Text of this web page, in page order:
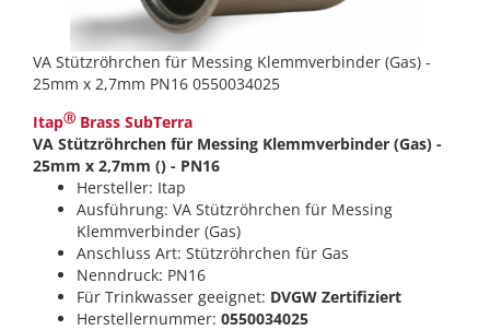
VA Stützröhrchen für Messing Klemmverbinder (Gas) -
25mm x 2,7mm PN16 0550034025
ItapⓇ Brass SubTerra
VA Stützröhrchen für Messing Klemmverbinder (Gas) -
25mm x 2,7mm () - PN16
Hersteller: Itap
Ausführung: VA Stützröhrchen für Messing
Klemmverbinder (Gas)
Anschluss Art: Stützröhrchen für Gas
Nenndruck: PN16
Für Trinkwasser geeignet: DVGW Zertifiziert
Herstellernummer: 0550034025